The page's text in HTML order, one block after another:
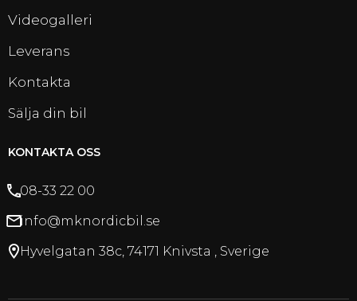
Videogalleri
Leverans
Kontakta
Sälja din bil
KONTAKTA OSS
08-33 22 00
info@mknordicbil.se
Hyvelgatan 38c, 74171 Knivsta , Sverige